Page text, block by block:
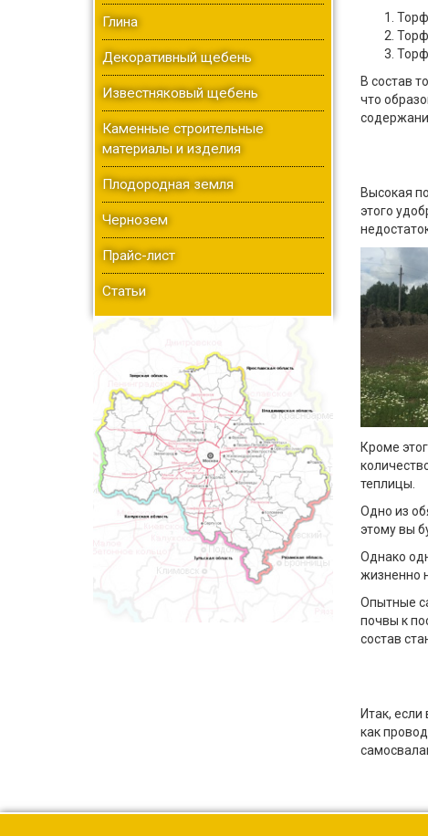
Глина
Декоративный щебень
Известняковый щебень
Каменные строительные
материалы и изделия
Плодородная земля
Чернозем
Прайс-лист
Cтатьи
В состав
что
Высокая
этого
Кроме
теплицы.
Одно из
этому вы
Однако
жизненно
Опытные
почвы к
состав
Итак,
как